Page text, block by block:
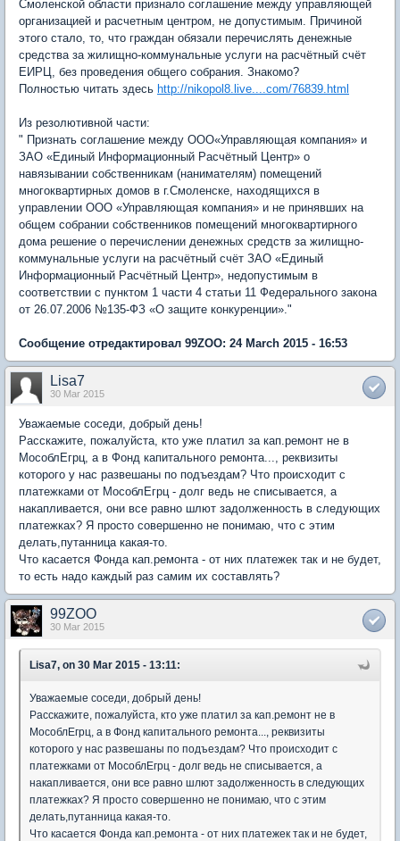
Смоленской области признало соглашение между управляющей
организацией и расчетным центром, не допустимым. Причиной
этого стало, то, что граждан обязали перечислять денежные
средства за жилищно-коммунальные услуги на расчётный счёт
ЕИРЦ, без проведения общего собрания. Знакомо?
Полностью читать здесь http://nikopol8.live....com/76839.html
Из резолютивной части:
" Признать соглашение между ООО«Управляющая компания» и
ЗАО «Единый Информационный Расчётный Центр» о
навязывании собственникам (нанимателям) помещений
многоквартирных домов в г.Смоленске, находящихся в
управлении ООО «Управляющая компания» и не принявших на
общем собрании собственников помещений многоквартирного
дома решение о перечислении денежных средств за жилищно-
коммунальные услуги на расчётный счёт ЗАО «Единый
Информационный Расчётный Центр», недопустимым в
соответствии с пунктом 1 части 4 статьи 11 Федерального закона
от 26.07.2006 №135-ФЗ «О защите конкуренции»."
Сообщение отредактировал 99ZOO: 24 March 2015 - 16:53
Lisa7
30 Mar 2015
Уважаемые соседи, добрый день!
Расскажите, пожалуйста, кто уже платил за кап.ремонт не в
МособлЕгрц, а в Фонд капитального ремонта..., реквизиты
которого у нас развешаны по подъездам? Что происходит с
платежками от МособлЕгрц - долг ведь не списывается, а
накапливается, они все равно шлют задолженность в следующих
платежках? Я просто совершенно не понимаю, что с этим
делать,путанница какая-то.
Что касается Фонда кап.ремонта - от них платежек так и не будет,
то есть надо каждый раз самим их составлять?
99ZOO
30 Mar 2015
Lisa7, on 30 Mar 2015 - 13:11:
Уважаемые соседи, добрый день!
Расскажите, пожалуйста, кто уже платил за кап.ремонт не в
МособлЕгрц, а в Фонд капитального ремонта..., реквизиты
которого у нас развешаны по подъездам? Что происходит с
платежками от МособлЕгрц - долг ведь не списывается, а
накапливается, они все равно шлют задолженность в следующих
платежках? Я просто совершенно не понимаю, что с этим
делать,путанница какая-то.
Что касается Фонда кап.ремонта - от них платежек так и не будет,